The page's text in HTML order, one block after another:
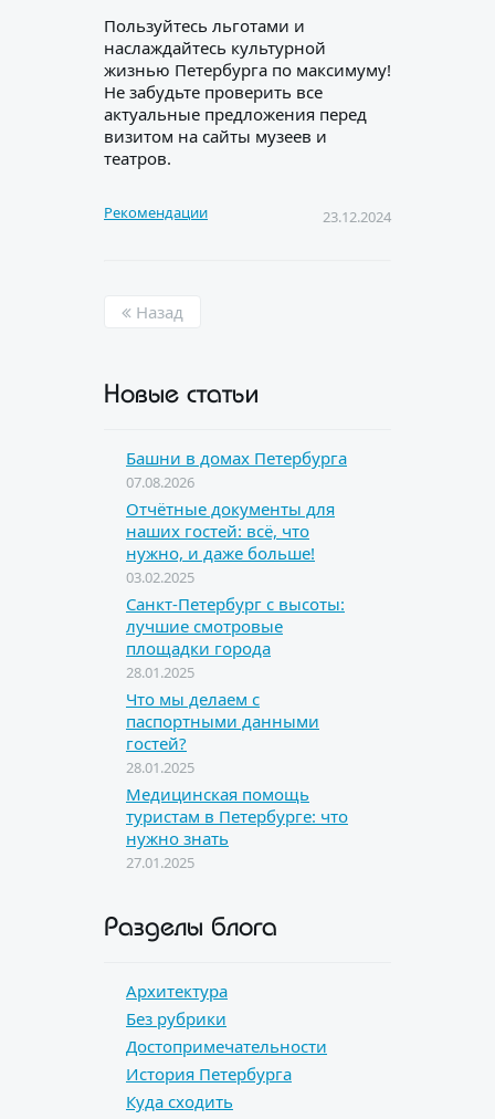
Пользуйтесь льготами и
наслаждайтесь культурной
жизнью Петербурга по максимуму!
Не забудьте проверить все
актуальные предложения перед
визитом на сайты музеев и
театров.
Рекомендации 23.12.2024
Назад
Новые статьи
Башни в домах Петербурга
07.08.2026
Отчётные документы для
наших гостей: всё, что
нужно, и даже больше!
03.02.2025
Санкт-Петербург с высоты:
лучшие смотровые
площадки города
28.01.2025
Что мы делаем с
паспортными данными
гостей?
28.01.2025
Медицинская помощь
туристам в Петербурге: что
нужно знать
27.01.2025
Разделы блога
Архитектура
Без рубрики
Достопримечательности
История Петербурга
Куда сходить